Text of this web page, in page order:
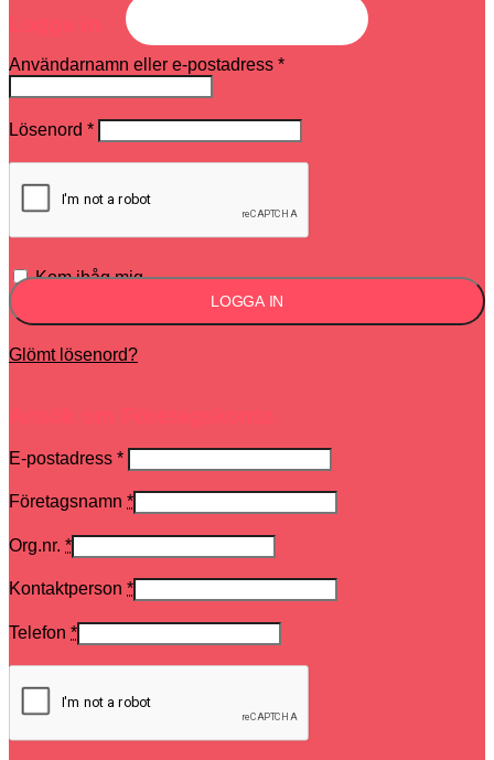
Användarnamn eller e-postadress *
Lösenord *
Kom ihåg mig
LOGGA IN
Glömt lösenord?
E-postadress *
Företagsnamn *
Org.nr. *
Kontaktperson *
Telefon *